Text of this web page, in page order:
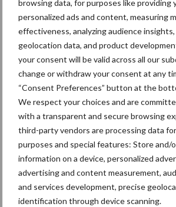
browsing data, for purposes like providing
personalized ads and content, measuring
effectiveness, analyzing audience
geolocation data, and product
your consent will be valid across all our
change or withdraw your consent at any
“Consent Preferences” button at the
We respect your choices and are
with a transparent and secure browsing
third-party vendors are processing data
purposes and special features: Store and/
information on a device, personalized
advertising and content measurement,
and services development, precise
identification through device scanning.
om het ijzer- en mangaangehalte te
processen). • Bij omgekeerde osmose
onder druk door een semipermeabel
micro-organismen worden uitgefilterd.
een erg duur proces en het is belangrijk in
of water zonder mineralen geschikt is als
OPMERKING: Het
één keer per jaar worden gecontroleerd
Artikel gaat verder onder de afbeelding.